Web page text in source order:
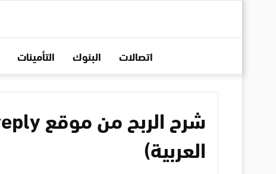
اتصالات البنوك التأمينات
العربية)